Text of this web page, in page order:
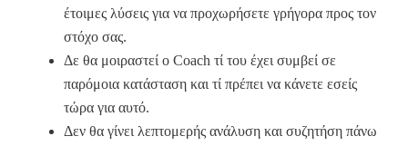
έτοιμες λύσεις για να προχωρήσετε γρήγορα προς τον
στόχο σας.
Δε θα μοιραστεί ο Coach τί του έχει συμβεί σε
παρόμοια κατάσταση και τί πρέπει να κάνετε εσείς
τώρα για αυτό.
Δεν θα γίνει λεπτομερής ανάλυση και συζητήση πάνω